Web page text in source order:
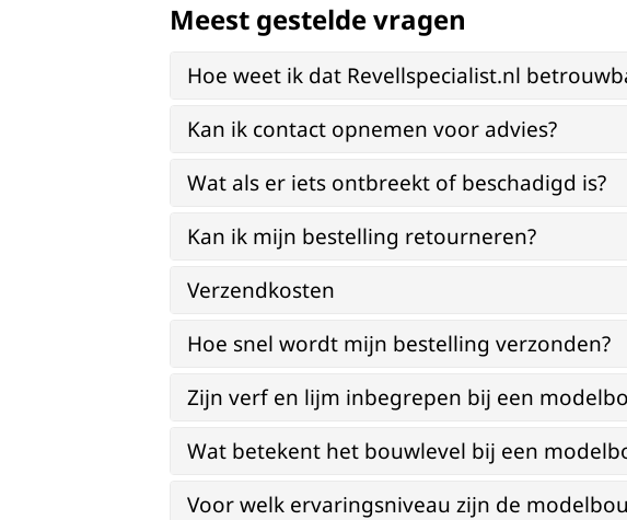
Meest gestelde vragen
Hoe weet ik dat Revellspecialist.nl
Kan ik contact opnemen voor advies?
Wat als er iets ontbreekt of beschadigd is?
Kan ik mijn bestelling retourneren?
Verzendkosten
Hoe snel wordt mijn bestelling verzonden?
Zijn verf en lijm inbegrepen bij een
Wat betekent het bouwlevel bij een
Voor welk ervaringsniveau zijn de